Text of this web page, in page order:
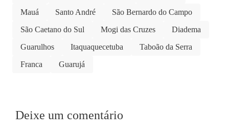
Mauá
Santo André
São Bernardo do Campo
São Caetano do Sul
Mogi das Cruzes
Diadema
Guarulhos
Itaquaquecetuba
Taboão da Serra
Franca
Guarujá
Deixe um comentário